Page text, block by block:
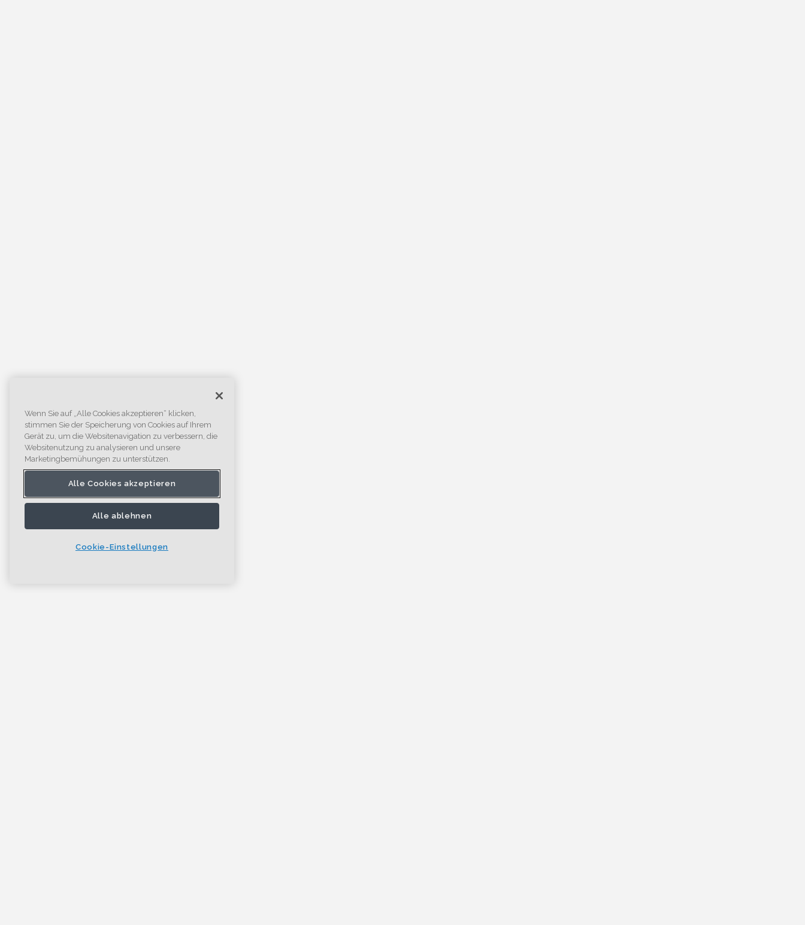
Wenn Sie auf „Alle Cookies akzeptieren“ klicken,
stimmen Sie der Speicherung von Cookies auf Ihrem
Gerät zu, um die Websitenavigation zu verbessern, die
Websitenutzung zu analysieren und unsere
Marketingbemühungen zu unterstützen.
Alle Cookies akzeptieren
Alle ablehnen
Cookie-Einstellungen